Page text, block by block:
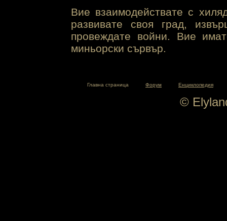
Вие взаимодействате с
развивате своя град,
провеждате войни. Вие
миньорски сървър.
Главна страница Форум Енциклопедия
©